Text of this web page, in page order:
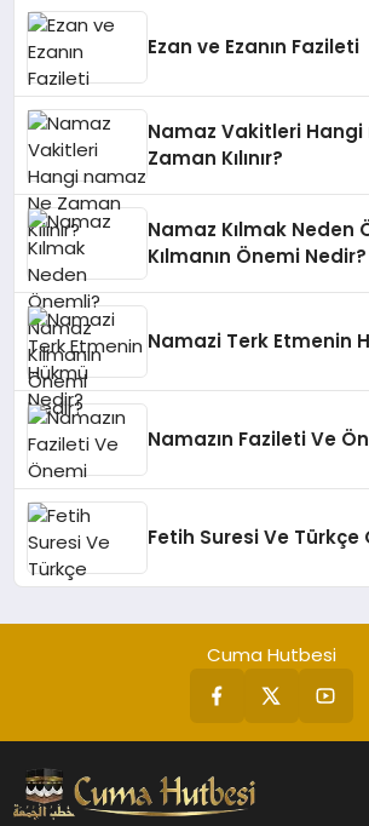
Ezan ve Ezanın Fazileti
Namaz Vakitleri Hangi
Zaman Kılınır?
Namaz Kılmak Neden
Kılmanın Önemi Nedir?
Namazi Terk Etmenin
Namazın Fazileti Ve
Fetih Suresi Ve Türkçe
Cuma Hutbesi